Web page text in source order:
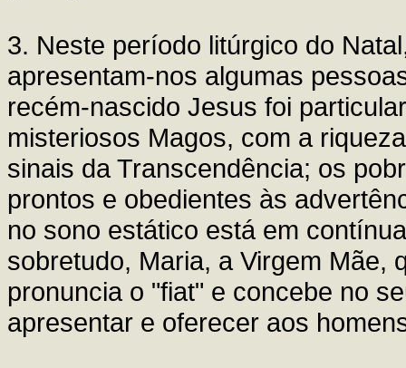
3. Neste período litúrgico do
apresentam-nos algumas
recém-nascido Jesus foi
misteriosos Magos, com a
sinais da Transcendência; os
prontos e obedientes às
no sono estático está em
sobretudo, Maria, a Virgem Mãe,
pronuncia o "fiat" e concebe no
apresentar e oferecer aos